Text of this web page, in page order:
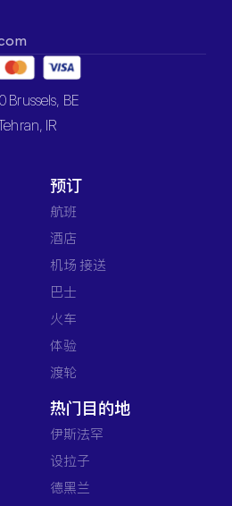
Brussels, BE
IR
预订
航班
酒店
机场 接送
巴士
火车
体验
渡轮
热门目的地
伊斯法罕
设拉子
德黑兰